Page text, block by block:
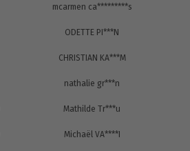
mcarmen ca*********s
ODETTE PI***N
CHRISTIAN KA***M
nathalie gr***n
Mathilde Tr***u
Michaël VA****I